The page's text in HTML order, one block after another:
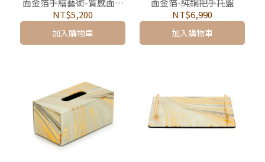
面金箔手繪藝術-質感面紙
盒
NT$5,200
加入購物車
面金箔-純銅把手托盤
NT$6,990
加入購物車